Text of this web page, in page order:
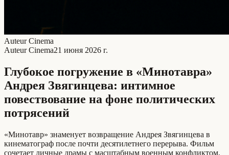
Auteur Cinema
Auteur Cinema21 июня 2026 г.
Глубокое погружение в «Минотавра»
Андрея Звягинцева: интимное
повествование на фоне политических
потрясений
«Минотавр» знаменует возвращение Андрея Звягинцева в
кинематограф после почти десятилетнего перерыва. Фильм
сочетает личные драмы с масштабным военным конфликтом,